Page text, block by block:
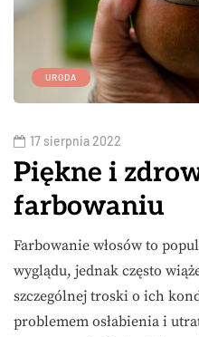
URODA
17 sierpnia 2022
Piękne i
farbowaniu
Farbowanie włosów to
wyglądu, jednak często
szczególnej troski o ich
problemem osłabienia i